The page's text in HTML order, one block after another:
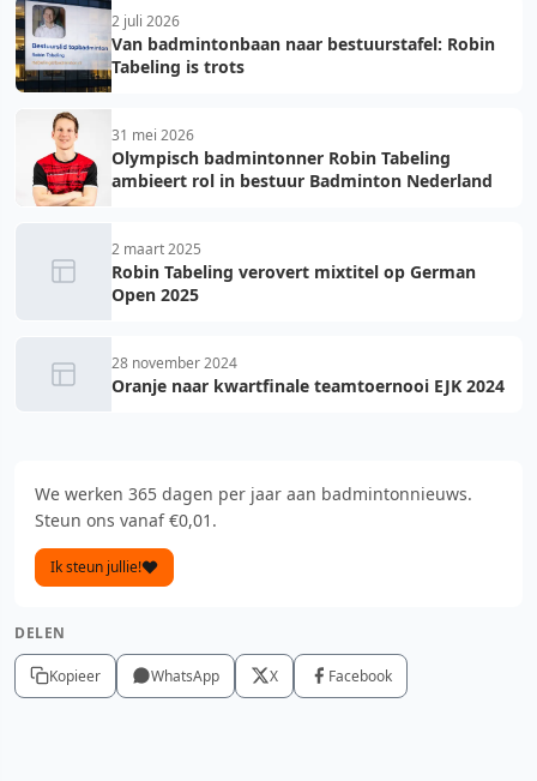
2 juli 2026
Van badmintonbaan naar bestuurstafel: Robin
Tabeling is trots
31 mei 2026
Olympisch badmintonner Robin Tabeling
ambieert rol in bestuur Badminton Nederland
2 maart 2025
Robin Tabeling verovert mixtitel op German
Open 2025
28 november 2024
Oranje naar kwartfinale teamtoernooi EJK 2024
We werken 365 dagen per jaar aan badmintonnieuws.
Steun ons vanaf €0,01.
Ik steun jullie!
DELEN
Kopieer WhatsApp X Facebook